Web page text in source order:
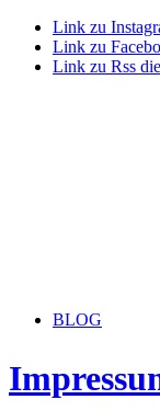
Link zu
Link zu
Link zu Rss
BLOG